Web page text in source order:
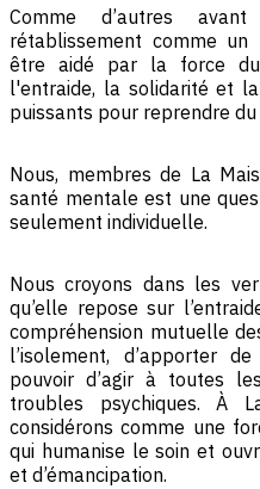
Comme d’autres
rétablissement comme un
être aidé par la force
l'entraide, la solidarité et
puissants pour reprendre
Nous, membres de La
santé mentale est une
seulement individuelle.
Nous croyons dans les
qu’elle repose sur
compréhension mutuelle
l’isolement, d’apporter
pouvoir d’agir à toutes
troubles psychiques. À
considérons comme une
qui humanise le soin et
et d’émancipation.